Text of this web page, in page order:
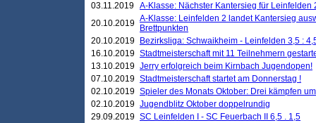
03.11.2019 A-Klasse: Nächster Kantersieg für Leinfelden
20.10.2019 A-Klasse: Leinfelden 2 landet Kantersieg
Brettpunkten
20.10.2019
Bezirksliga: Schwaikheim - Leinfelden 3,5 :
16.10.2019 Stadtmeisterschaft mit 11 Teilnehmern
13.10.2019 Jerry erfolgreich beim Kirnbach Jugendopen!
07.10.2019 Stadtmeisterschaft startet am Donnerstag !
02.10.2019 Spieler des Monats Oktober: Drei kämpfen
02.10.2019 Jugendblitz Oktober doppelrundig
29.09.2019 SC Leinfelden I - SC Feuerbach II 6,5 . 1,5